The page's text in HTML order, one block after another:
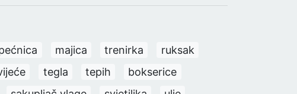
majica trenirka
ruksak
tegla tepih
bokserice